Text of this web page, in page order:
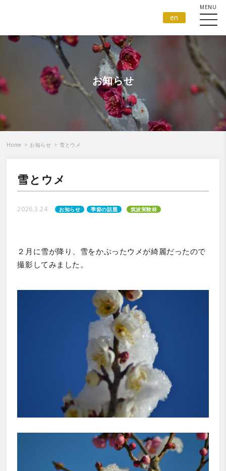
en
お知らせ
Home > お知らせ > 雪とウメ
雪とウメ
2026.3.24 お知らせ 季節の話題 筑波実験林
２月に雪が降り、雪をかぶったウメが綺麗だったので
撮影してみました。